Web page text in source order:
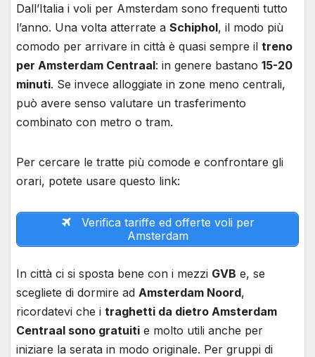
Dall’Italia i voli per Amsterdam sono frequenti tutto
l’anno. Una volta atterrate a Schiphol, il modo più
comodo per arrivare in città è quasi sempre il treno
per Amsterdam Centraal: in genere bastano 15-20
minuti. Se invece alloggiate in zone meno centrali,
può avere senso valutare un trasferimento
combinato con metro o tram.
Per cercare le tratte più comode e confrontare gli
orari, potete usare questo link:
Verifica tariffe ed offerte voli per
Amsterdam
In città ci si sposta bene con i mezzi GVB e, se
scegliete di dormire ad Amsterdam Noord,
ricordatevi che i traghetti da dietro Amsterdam
Centraal sono gratuiti e molto utili anche per
iniziare la serata in modo originale. Per gruppi di